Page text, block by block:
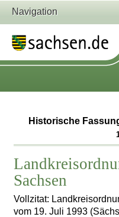
Navigation
Historische
Sachsen
Vollzitat:
vom 19. Juli 1993